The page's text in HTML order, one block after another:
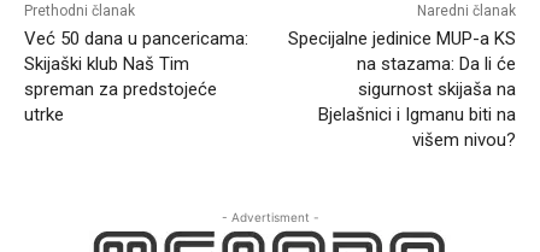
Prethodni članak
Već 50 dana u pancericama:
Skijaški klub Naš Tim
spreman za predstojeće
utrke
Naredni članak
Specijalne jedinice MUP-a KS
na stazama: Da li će
sigurnost skijaša na
Bjelašnici i Igmanu biti na
višem nivou?
- Advertisment -